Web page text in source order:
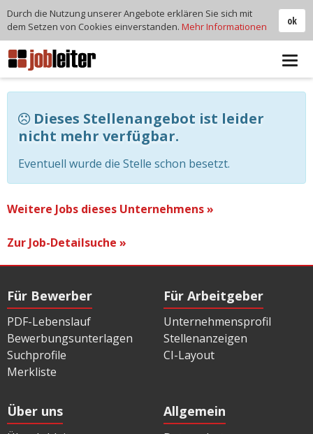
Dieses Stellenangebot ist leider
nicht mehr verfügbar.
Eventuell wurde die Stelle schon besetzt.
Weitere Jobs dieses Unternehmens »
Zur Job-Detailsuche »
Für Bewerber
PDF-Lebenslauf
Bewerbungsunterlagen
Suchprofile
Merkliste
Für Arbeitgeber
Unternehmensprofil
Stellenanzeigen
CI-Layout
Über uns Allgemein
ok
Durch die Nutzung unserer Angebote erklären Sie sich mit
dem Setzen von Cookies einverstanden. Mehr Informationen